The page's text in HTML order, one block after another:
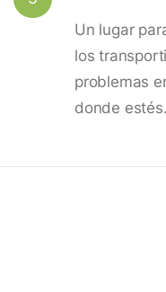
Un lugar
los
problemas
donde estés.